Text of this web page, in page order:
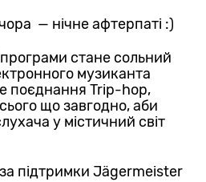
— нічне афтерпаті :)
програми стане сольний
музиканта
поєднання Trip-hop,
що завгодно, аби
у містичний світ
за підтримки Jägermeister